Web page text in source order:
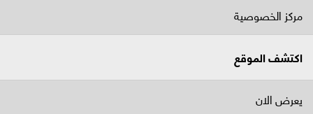
مركز الخصوصية
اكتشف الموقع
يعرض الان